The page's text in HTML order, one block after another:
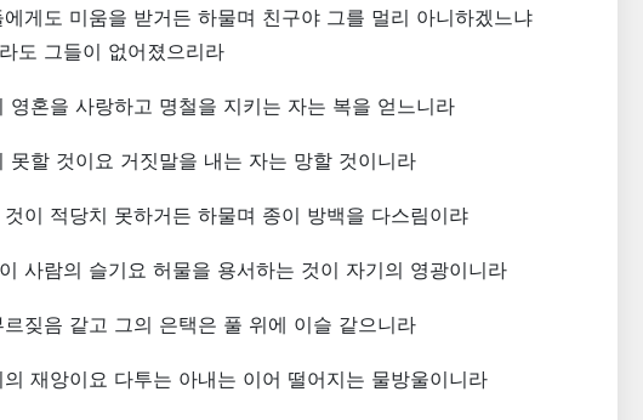
게도 미움을 받거든 하물며 친구야 그를 멀리 아니하겠느냐
도 그들이 없어졌으리라
영혼을 사랑하고 명철을 지키는 자는 복을 얻느니라
못할 것이요 거짓말을 내는 자는 망할 것이니라
이 적당치 못하거든 하물며 종이 방백을 다스림이랴
사람의 슬기요 허물을 용서하는 것이 자기의 영광이니라
짖음 같고 그의 은택은 풀 위에 이슬 같으니라
재앙이요 다투는 아내는 이어 떨어지는 물방울이니라